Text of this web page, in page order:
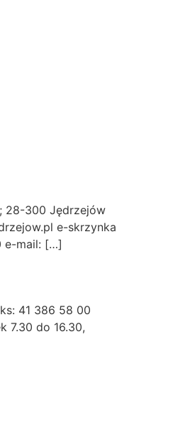
28-300 Jędrzejów
e-skrzynka
e-mail: […]
41 386 58 00
7.30 do 16.30,